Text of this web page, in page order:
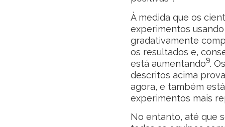
À medida que os
experimentos
gradativamente
os resultados e,
está aumentando9.
descritos acima
agora, e também
experimentos mais
No entanto, até que